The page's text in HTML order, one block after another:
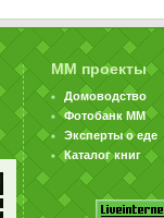
ММ проекты
Домоводство
Фотобанк ММ
Эксперты о еде
Каталог книг